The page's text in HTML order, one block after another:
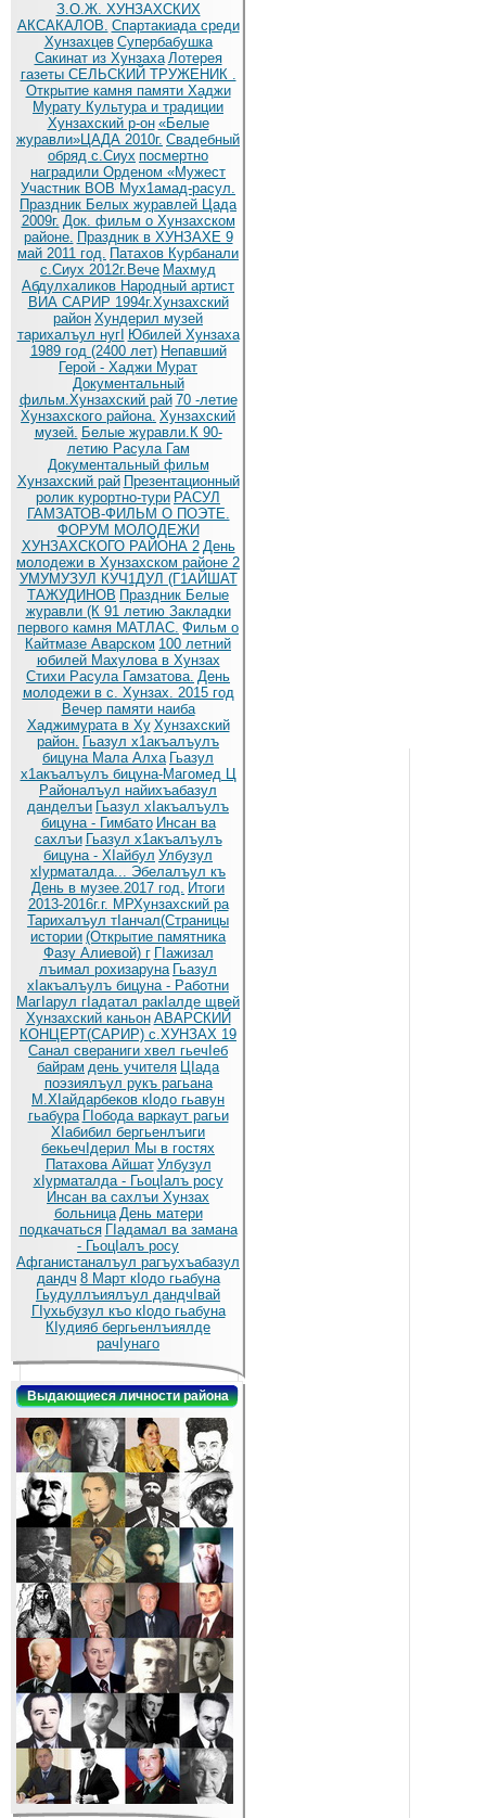
З.О.Ж. ХУНЗАХСКИХ
АКСАКАЛОВ. Спартакиада среди
Хунзахцев Супербабушка
Сакинат из Хунзаха Лотерея
газеты СЕЛЬСКИЙ ТРУЖЕНИК .
Открытие камня памяти Хаджи
Мурату Культура и традиции
Хунзахский р-он «Белые
журавли»ЦАДА 2010г. Cвадебный
обряд c.Сиух посмертно
наградили Орденом «Мужест
Участник ВОВ Мух1амад-расул.
Праздник Белых журавлей Цада
2009г. Док. фильм о Хунзахском
районе. Праздник в ХУНЗАХЕ 9
май 2011 год. Патахов Курбанали
с.Сиух 2012г.Вече Махмуд
Абдулхаликов Народный артист
ВИА САРИР 1994г.Хунзахский
район Хундерил музей
тарихалъул нугI Юбилей Хунзаха
1989 год (2400 лет) Непавший
Герой - Хаджи Мурат
Документальный
фильм.Хунзахский рай 70 -летие
Хунзахского района. Хунзахский
музей. Белые журавли.К 90-
летию Расула Гам
Документальный фильм
Хунзахский рай Презентационный
ролик курортно-тури РАСУЛ
ГАМЗАТОВ-ФИЛЬМ О ПОЭТЕ.
ФОРУМ МОЛОДЕЖИ
ХУНЗАХСКОГО РАЙОНА 2 День
молодежи в Хунзахском районе 2
УМУМУЗУЛ КУЧ1ДУЛ (Г1АЙШАТ
ТАЖУДИНОВ Праздник Белые
журавли (К 91 летию Закладки
первого камня МАТЛАС. Фильм о
Кайтмазе Аварском 100 летний
юбилей Махулова в Хунзах
Стихи Расула Гамзатова. День
молодежи в с. Хунзах. 2015 год
Вечер памяти наиба
Хаджимурата в Ху Хунзахский
район. Гьазул х1акъалъулъ
бицуна Мала Алха Гьазул
х1акъалъулъ бицуна-Магомед Ц
Районалъул найихъабазул
данделъи Гьазул хIакъалъулъ
бицуна - Гимбато Инсан ва
сахлъи Гьазул х1акъалъулъ
бицуна - ХIайбул Улбузул
хIурматалда... Эбелалъул къ
День в музее.2017 год. Итоги
2013-2016г.г. МРХунзахский ра
Тарихалъул тIанчал(Страницы
истории (Открытие памятника
Фазу Алиевой) г ГIажизал
лъимал рохизаруна Гьазул
хIакъалъулъ бицуна - Работни
МагIарул гIадатал ракIалде щвей
Хунзахский каньон АВАРСКИЙ
КОНЦЕРТ(САРИР) с.ХУНЗАХ 19
Санал свераниги хвел гьечIеб
байрам день учителя ЦIада
поэзиялъул рукъ рагьана
М.ХIайдарбеков кIодо гьавун
гьабура ГIобода варкаут рагьи
ХIабибил бергьенлъиги
бекьечIдерил Мы в гостях
Патахова Айшат Улбузул
хIурматалда - ГьоцIалъ росу
Инсан ва сахлъи Хунзах
больница День матери
подкачаться ГIадамал ва замана
- ГьоцIалъ росу
Афганистаналъул рагъухъабазул
дандч 8 Март кIодо гьабуна
Гьудуллъиялъул дандчIвай
ГIухьбузул къо кIодо гьабуна
КIудияб бергьенлъиялде
рачIунаго
Выдающиеся личности района